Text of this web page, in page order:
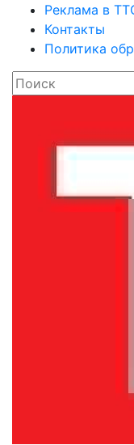
Реклама в
Контакты
Политика